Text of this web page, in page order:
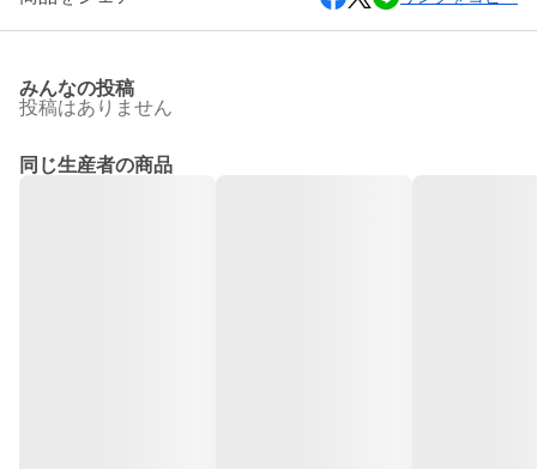
みんなの投稿
投稿はありません
同じ生産者の商品